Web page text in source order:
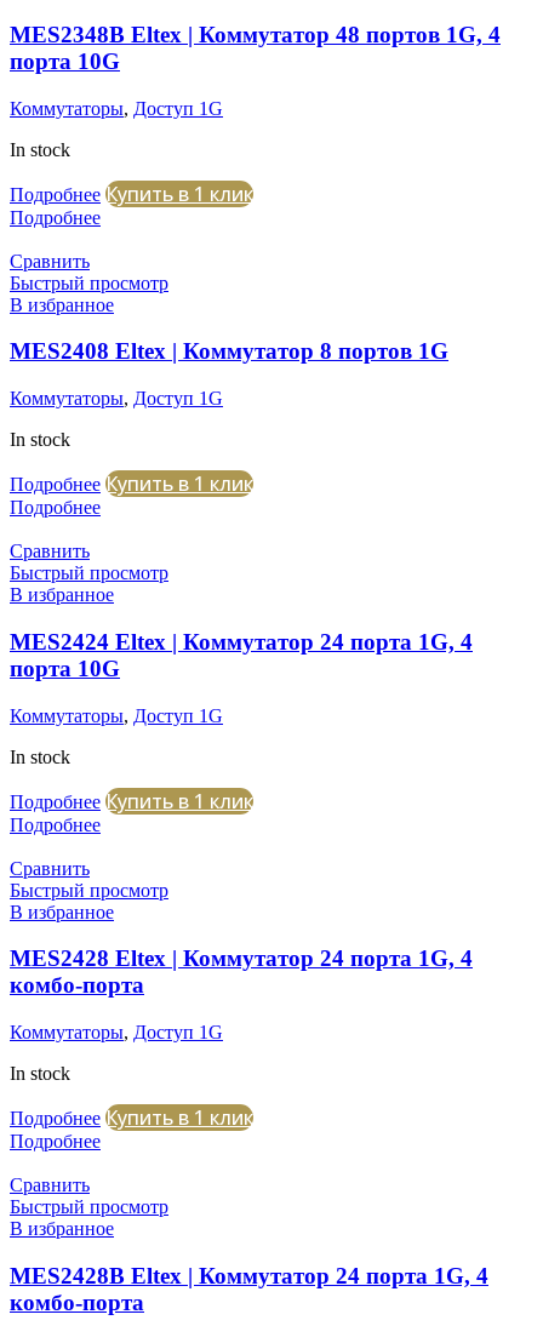
MES2348B Eltex | Коммутатор 48 портов 1G, 4
порта 10G
Коммутаторы, Доступ 1G
In stock
Подробнее Купить в 1 клик
Подробнее
Сравнить
Быстрый просмотр
В избранное
MES2408 Eltex | Коммутатор 8 портов 1G
Коммутаторы, Доступ 1G
In stock
Подробнее Купить в 1 клик
Подробнее
Сравнить
Быстрый просмотр
В избранное
MES2424 Eltex | Коммутатор 24 порта 1G, 4
порта 10G
Коммутаторы, Доступ 1G
In stock
Подробнее Купить в 1 клик
Подробнее
Сравнить
Быстрый просмотр
В избранное
MES2428 Eltex | Коммутатор 24 порта 1G, 4
комбо-порта
Коммутаторы, Доступ 1G
In stock
Подробнее Купить в 1 клик
Подробнее
Сравнить
Быстрый просмотр
В избранное
MES2428B Eltex | Коммутатор 24 порта 1G, 4
комбо-порта